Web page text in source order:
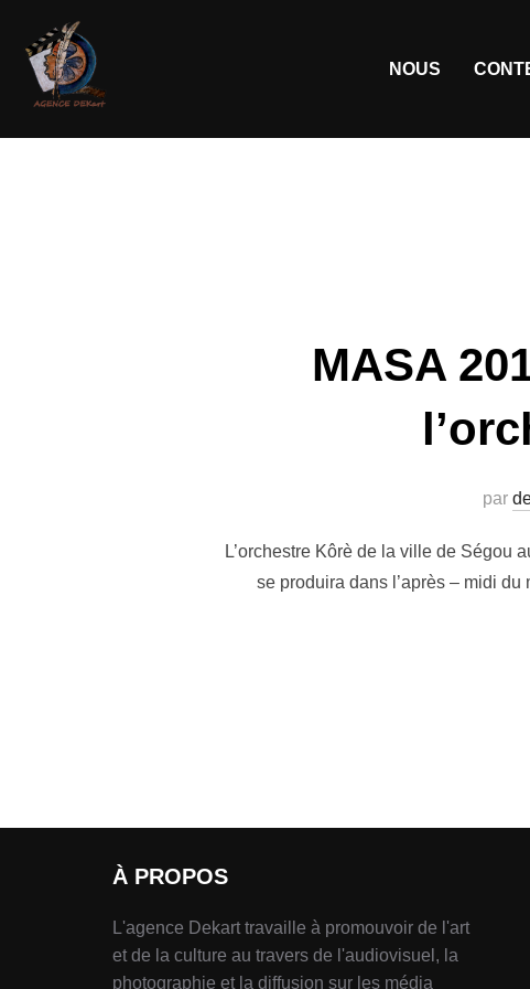
NOUS
MASA
par
L’orchestre Kôrè de la ville de Ségou
se produira dans l’après – midi
À PROPOS
L'agence Dekart travaille à promouvoir de l'art
et de la culture au travers de l'audiovisuel, la
photographie et la diffusion sur les média